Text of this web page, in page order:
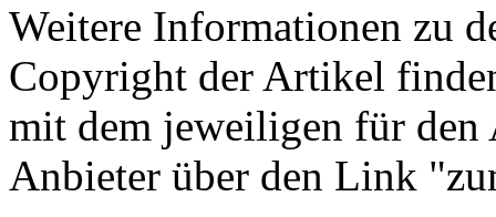
Weitere Informationen zu
Copyright der Artikel
mit dem jeweiligen für
Anbieter über den Link